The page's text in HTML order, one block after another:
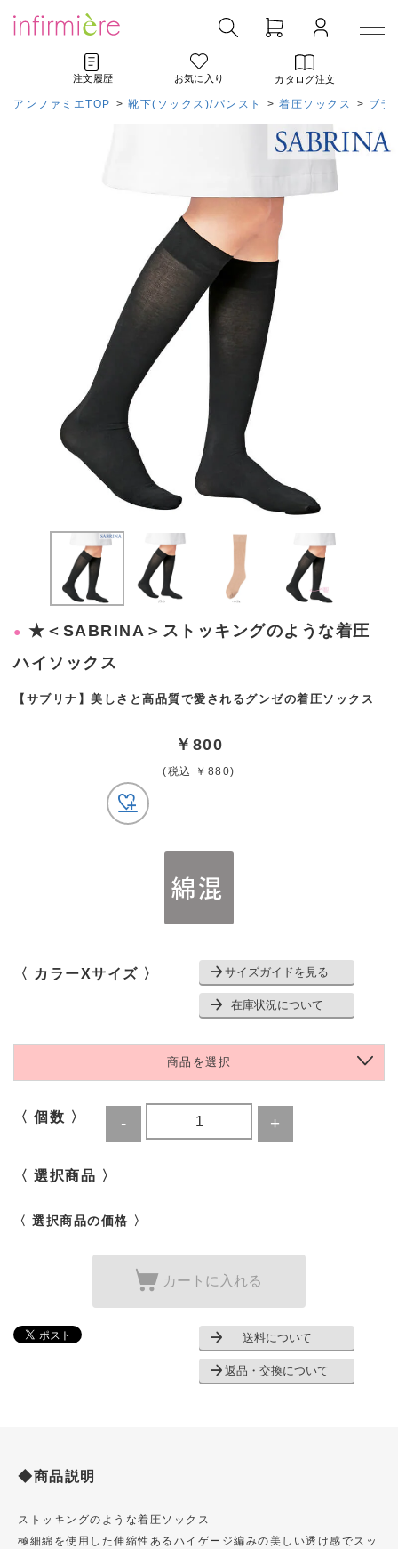
注文履歴 お気に入り カタログ注文
アンファミエTOP > 靴下(ソックス)/パンスト > 着圧ソックス > ブラ
★＜SABRINA＞ストッキングのような着圧
ハイソックス
【サブリナ】美しさと高品質で愛されるグンゼの着圧ソックス
￥800
(税込 ￥880)
〈 カラーXサイズ 〉 サイズガイドを見る
在庫状況について
商品を選択
〈 個数 〉
〈 選択商品 〉
〈 選択商品の価格 〉
カートに入れる
送料について
返品・交換について
◆商品説明
ストッキングのような着圧ソックス
極細綿を使用した伸縮性あるハイゲージ編みの美しい透け感でスッ